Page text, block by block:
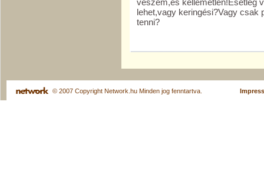
veszem,és kellemetlen!Esetleg
lehet,vagy keringési?Vagy csak
tenni?
© 2007 Copyright Network.hu Minden jog fenntartva.